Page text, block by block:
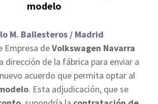
modelo
M. Ballesteros / Madrid
Empresa deVolkswagen Navarra
dirección de la fábrica para enviar a
acuerdo que permita optar al
. Esta adjudicación, que se